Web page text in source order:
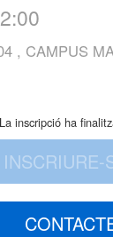
, CAMPUS
La inscripció ha
INSCRIURE-